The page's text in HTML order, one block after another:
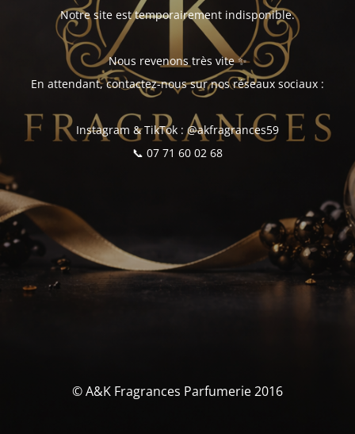
Notre site est temporairement indisponible.
Nous revenons très vite ✨
En attendant, contactez-nous sur nos réseaux sociaux :
Instagram & TikTok : @akfragrances59
📞 07 71 60 02 68
© A&K Fragrances Parfumerie 2016